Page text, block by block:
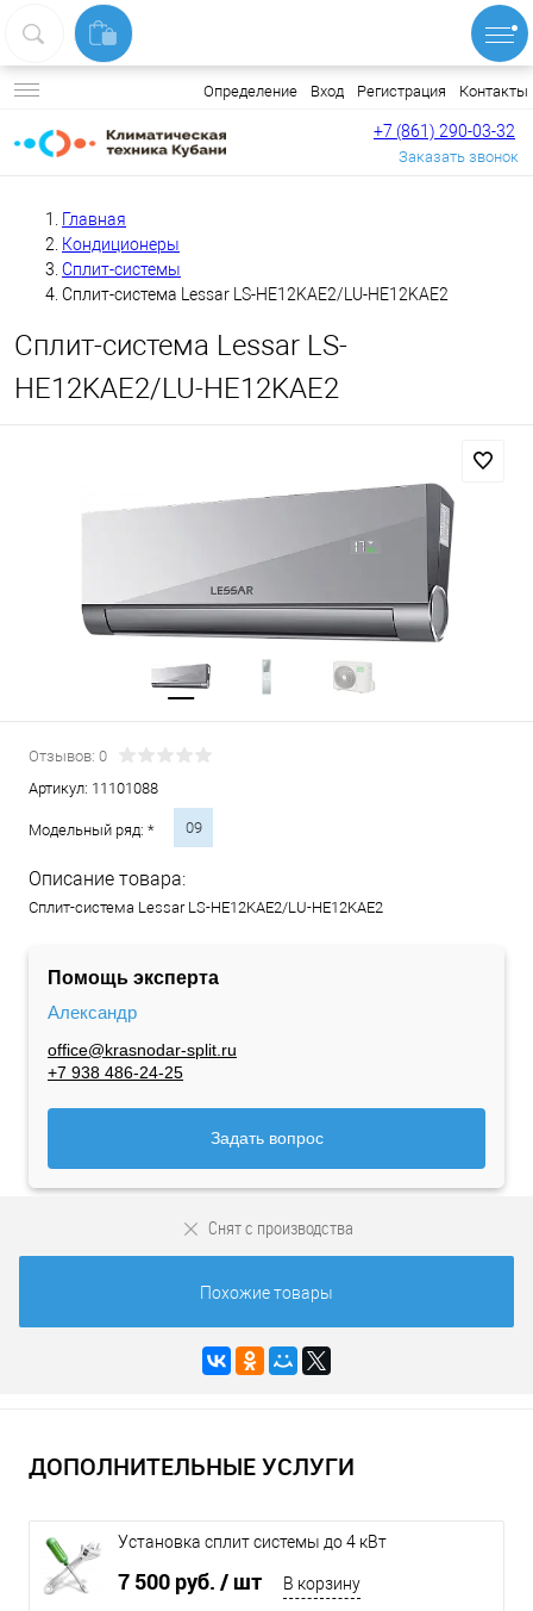
Определение Вход Регистрация Контакты
+7 (861) 290-03-32
Заказать звонок
Главная
Кондиционеры
Сплит-системы
Сплит-система Lessar LS-HE12KAE2/LU-HE12KAE2
Сплит-система Lessar LS-
HE12KAE2/LU-HE12KAE2
Отзывов: 0
Артикул: 11101088
Модельный ряд: * 09
Описание товара:
Сплит-система Lessar LS-HE12KAE2/LU-HE12KAE2
Помощь эксперта
Александр
office@krasnodar-split.ru
+7 938 486-24-25
Задать вопрос
Снят с производства
Похожие товары
ДОПОЛНИТЕЛЬНЫЕ УСЛУГИ
Установка сплит системы до 4 кВт
7 500 руб. / шт В корзину